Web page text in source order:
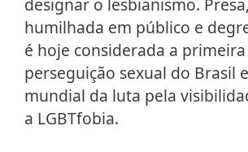
designar o lesbianismo.
humilhada em público e
é hoje considerada a
perseguição sexual do Brasil
mundial da luta pela
a LGBTfobia.